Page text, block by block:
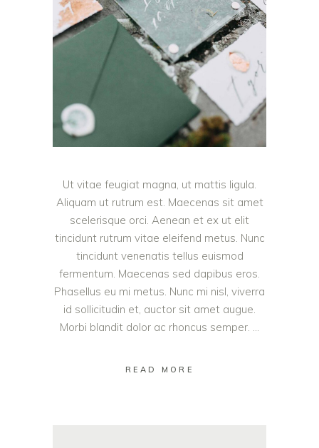
Ut vitae feugiat magna, ut mattis ligula.
Aliquam ut rutrum est. Maecenas sit amet
scelerisque orci. Aenean et ex ut elit
tincidunt rutrum vitae eleifend metus. Nunc
tincidunt venenatis tellus euismod
fermentum. Maecenas sed dapibus eros.
Phasellus eu mi metus. Nunc mi nisl, viverra
id sollicitudin et, auctor sit amet augue.
Morbi blandit dolor ac rhoncus semper.
READ MORE